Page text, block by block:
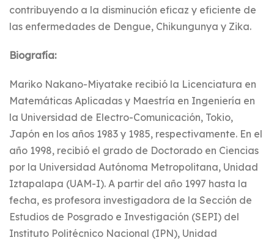
contribuyendo a la disminución eficaz y eficiente de
las enfermedades de Dengue, Chikungunya y Zika.
Biografía:
Mariko Nakano-Miyatake recibió la Licenciatura en
Matemáticas Aplicadas y Maestría en Ingeniería en
la Universidad de Electro-Comunicación, Tokio,
Japón en los años 1983 y 1985, respectivamente. En el
año 1998, recibió el grado de Doctorado en Ciencias
por la Universidad Autónoma Metropolitana, Unidad
Iztapalapa (UAM-I). A partir del año 1997 hasta la
fecha, es profesora investigadora de la Sección de
Estudios de Posgrado e Investigación (SEPI) del
Instituto Politécnico Nacional (IPN), Unidad